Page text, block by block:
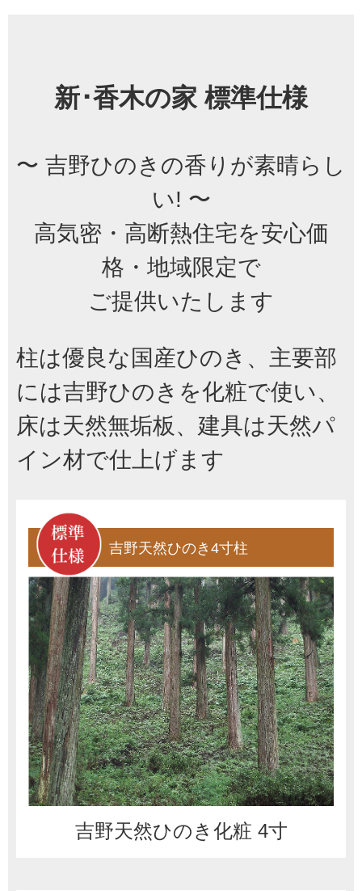
新･香木の家 標準仕様
〜 吉野ひのきの香りが素晴らし
い! 〜
高気密・高断熱住宅を安心価
格・地域限定で
ご提供いたします
柱は優良な国産ひのき、主要部
には吉野ひのきを化粧で使い、
床は天然無垢板、建具は天然パ
イン材で仕上げます
吉野天然ひのき4寸柱
吉野天然ひのき化粧 4寸